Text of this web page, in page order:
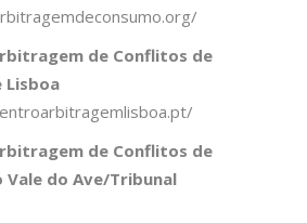
de Conflitos de
Lisboa
de Conflitos de
Vale do Ave/Tribunal